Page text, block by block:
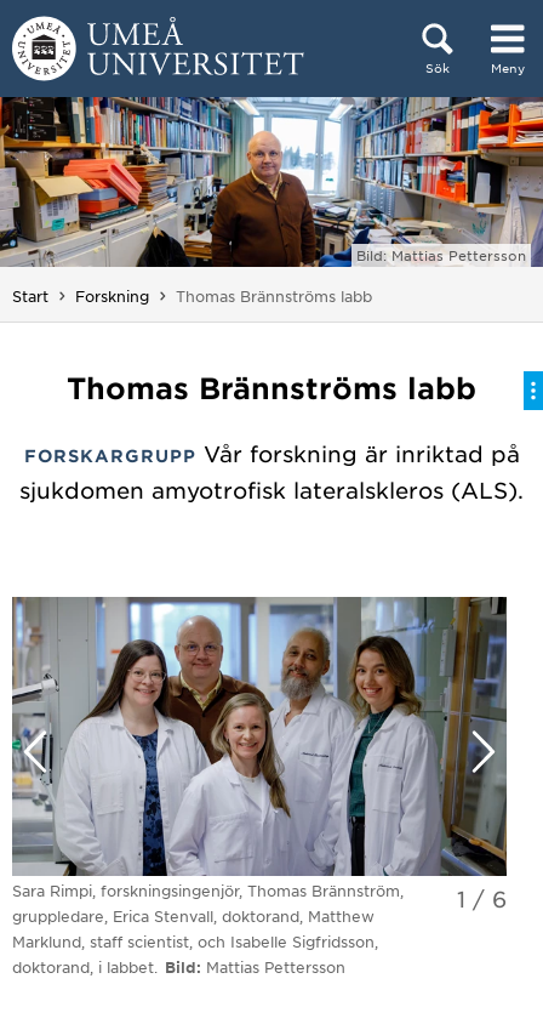
Hoppa direkt till innehållet
Sök Meny
Huvudmenyn dold.
Bild: Mattias Pettersson
Start Forskning Du är här:
Thomas Brännströms labb
Thomas Brännströms labb
FORSKARGRUPP Vår forskning är inriktad på
sjukdomen amyotrofisk lateralskleros (ALS).
1 / 6
Sara Rimpi, forskningsingenjör, Thomas Brännström,
gruppledare, Erica Stenvall, doktorand, Matthew
Marklund, staff scientist, och Isabelle Sigfridsson,
doktorand, i labbet.
Bild Mattias Pettersson